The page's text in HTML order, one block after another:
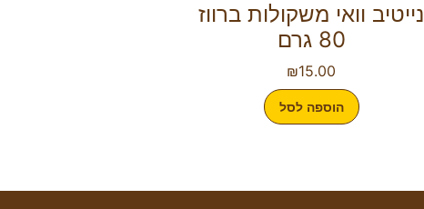
נייטיב וואי משקולות ברווז
80 גרם
₪15.00
הוספה לסל